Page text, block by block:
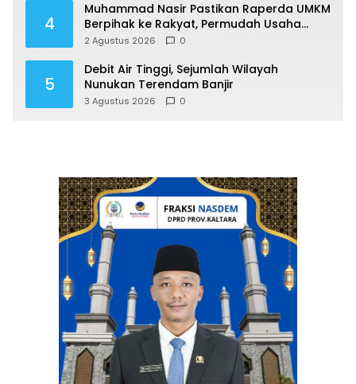
4
Muhammad Nasir Pastikan Raperda UMKM
Berpihak ke Rakyat, Permudah Usaha
hingga Perluas Pasar
2 Agustus 2026 0
5
Debit Air Tinggi, Sejumlah Wilayah
Nunukan Terendam Banjir
3 Agustus 2026 0